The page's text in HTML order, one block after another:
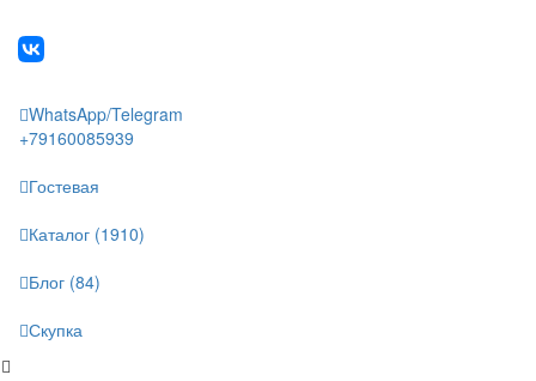
WhatsApp/Telegram
+79160085939
Гостевая
Каталог (1910)
Блог (84)
Скупка